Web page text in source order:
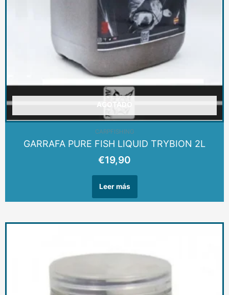
AGOTADO
CARPFISHING
GARRAFA PURE FISH LIQUID TRYBION 2L
€19,90
Leer más